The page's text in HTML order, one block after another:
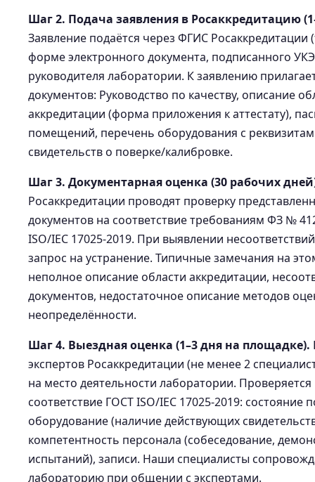
Шаг 2. Подача заявления в Росаккредитацию
Заявление подаётся через ФГИС Росаккредитации
форме электронного документа, подписанного
руководителя лаборатории. К заявлению
документов: Руководство по качеству, описание
аккредитации (форма приложения к аттестату),
помещений, перечень оборудования с
свидетельств о поверке/калибровке.
Шаг 3. Документарная оценка (30 рабочих
Росаккредитации проводят проверку
документов на соответствие требованиям ФЗ №
ISO/IEC 17025-2019. При выявлении
запрос на устранение. Типичные замечания на
неполное описание области аккредитации,
документов, недостаточное описание методов
неопределённости.
Шаг 4. Выездная оценка (1–3 дня на площадке).
экспертов Росаккредитации (не менее 2
на место деятельности лаборатории.
соответствие ГОСТ ISO/IEC 17025-2019: состояние
оборудование (наличие действующих
компетентность персонала (собеседование,
испытаний), записи. Наши специалисты
лабораторию при общении с экспертами.